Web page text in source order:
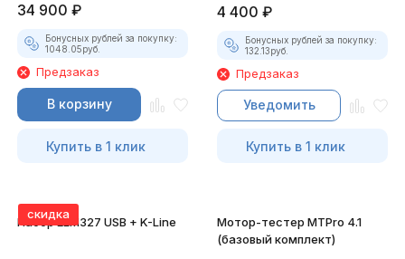
34 900 ₽
Бонусных рублей за покупку:
1048.05руб.
Предзаказ
В корзину
Купить в 1 клик
4 400 ₽
Бонусных рублей за покупку:
132.13руб.
Предзаказ
Уведомить
Купить в 1 клик
скидка
Набор ELM327 USB + K-Line
Мотор-тестер MTPro 4.1
(базовый комплект)